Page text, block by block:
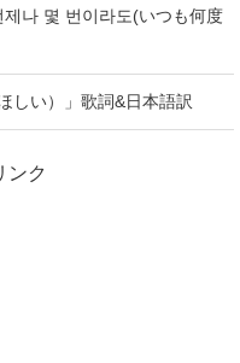
제나 몇 번이라도(いつも何度
しい）」歌詞&日本語訳
ンク